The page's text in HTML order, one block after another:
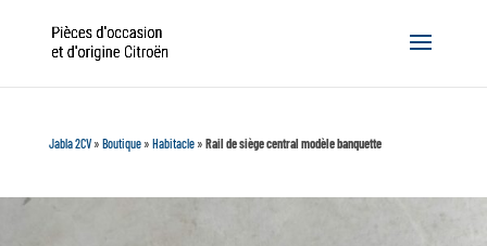
Jabla 2CV» Boutique» Habitacle» Rail de siège central modèle banquette